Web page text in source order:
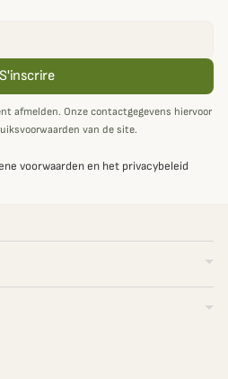
S'inscrire
afmelden. Onze contactgegevens hiervoor
van de site.
voorwaarden en het privacybeleid